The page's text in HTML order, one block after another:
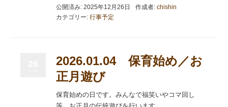
公開済み: 2025年12月26日 作成者: chishin
カテゴリー: 行事予定
2026.01.04 保育始め／お
正月遊び
保育始めの日です。みんなで福笑いやコマ回し